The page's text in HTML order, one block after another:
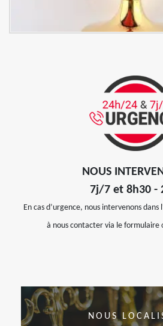
NOUS
7j/7 et 8h30 -
En cas d’urgence, nous intervenons dans
à nous contacter via le formulaire
NOUS